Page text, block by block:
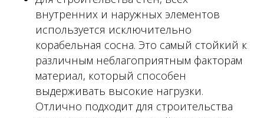
внутренних и наружных элементов
используется исключительно
корабельная сосна. Это самый стойкий к
различным неблагоприятным факторам
материал, который способен
выдерживать высокие нагрузки.
Отлично подходит для строительства